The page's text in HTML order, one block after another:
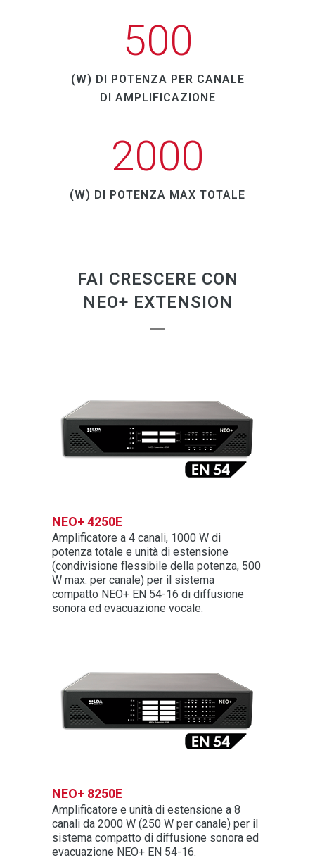
500
(W) DI POTENZA PER CANALE
DI AMPLIFICAZIONE
2000
(W) DI POTENZA MAX TOTALE
FAI CRESCERE CON
NEO+ EXTENSION
NEO+ 4250E
Amplificatore a 4 canali, 1000 W di
potenza totale e unità di estensione
(condivisione flessibile della potenza, 500
W max. per canale) per il sistema
compatto NEO+ EN 54-16 di diffusione
sonora ed evacuazione vocale.
NEO+ 8250E
Amplificatore e unità di estensione a 8
canali da 2000 W (250 W per canale) per il
sistema compatto di diffusione sonora ed
evacuazione NEO+ EN 54-16.